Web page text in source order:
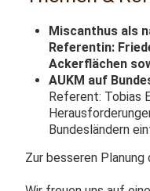
Miscanthus als
Referentin:
Ackerflächen
AUKM auf
Referent: Tobias
Bundesländern
Zur besseren